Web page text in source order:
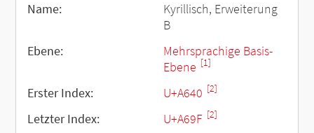
Name:
Kyrillisch, Erweiterung
B
Ebene:
Mehrsprachige Basis-
Ebene [1]
Erster Index: U+A640 [2]
Letzter Index: U+A69F [2]